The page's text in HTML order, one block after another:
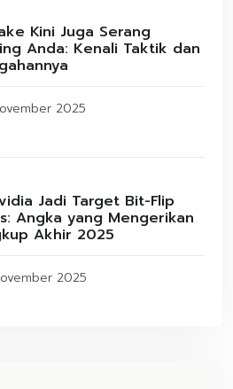
Kini Juga Serang
Anda: Kenali Taktik dan
2025
Jadi Target Bit-Flip
Angka yang Mengerikan
Akhir 2025
2025